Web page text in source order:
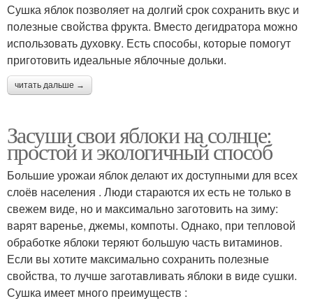
Сушка яблок позволяет на долгий срок сохранить вкус и
полезные свойства фрукта. Вместо дегидратора можно
использовать духовку. Есть способы, которые помогут
приготовить идеальные яблочные дольки.
читать дальше →
Засуши свои яблоки на солнце:
простой и экологичный способ
Большие урожаи яблок делают их доступными для всех
слоёв населения . Люди стараются их есть не только в
свежем виде, но и максимально заготовить на зиму:
варят варенье, джемы, компоты. Однако, при тепловой
обработке яблоки теряют большую часть витаминов.
Если вы хотите максимально сохранить полезные
свойства, то лучше заготавливать яблоки в виде сушки.
Сушка имеет много преимуществ :